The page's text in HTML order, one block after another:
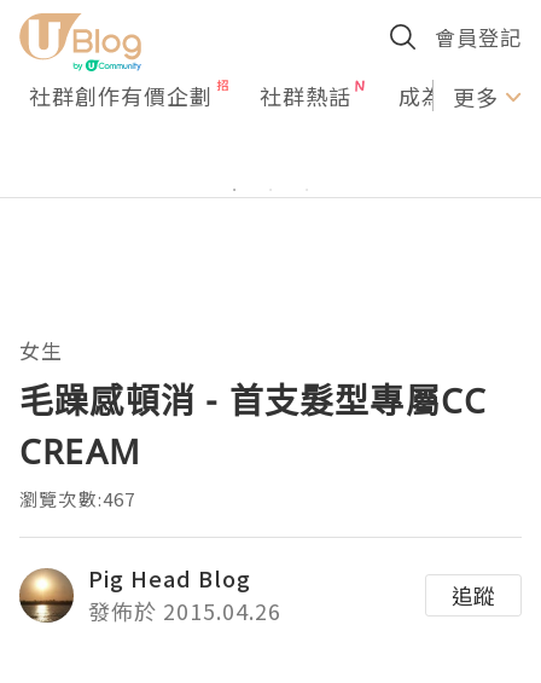
會員登記
社群創作有價企劃 社群熱話 成為U更多
女生
毛躁感頓消 - 首支髮型專屬CC
CREAM
瀏覽次數:467
Pig Head Blog
發佈於 2015.04.26
追蹤